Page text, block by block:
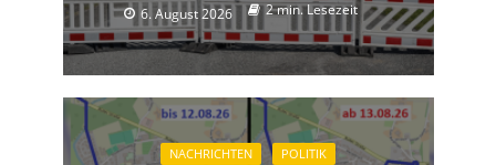
6. August 2026 2 min. Lesezeit
NACHRICHTEN POLITIK